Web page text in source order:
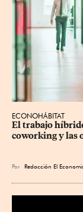
ECONOHÁBITAT
El trabajo
coworking y las
Por Redacción El